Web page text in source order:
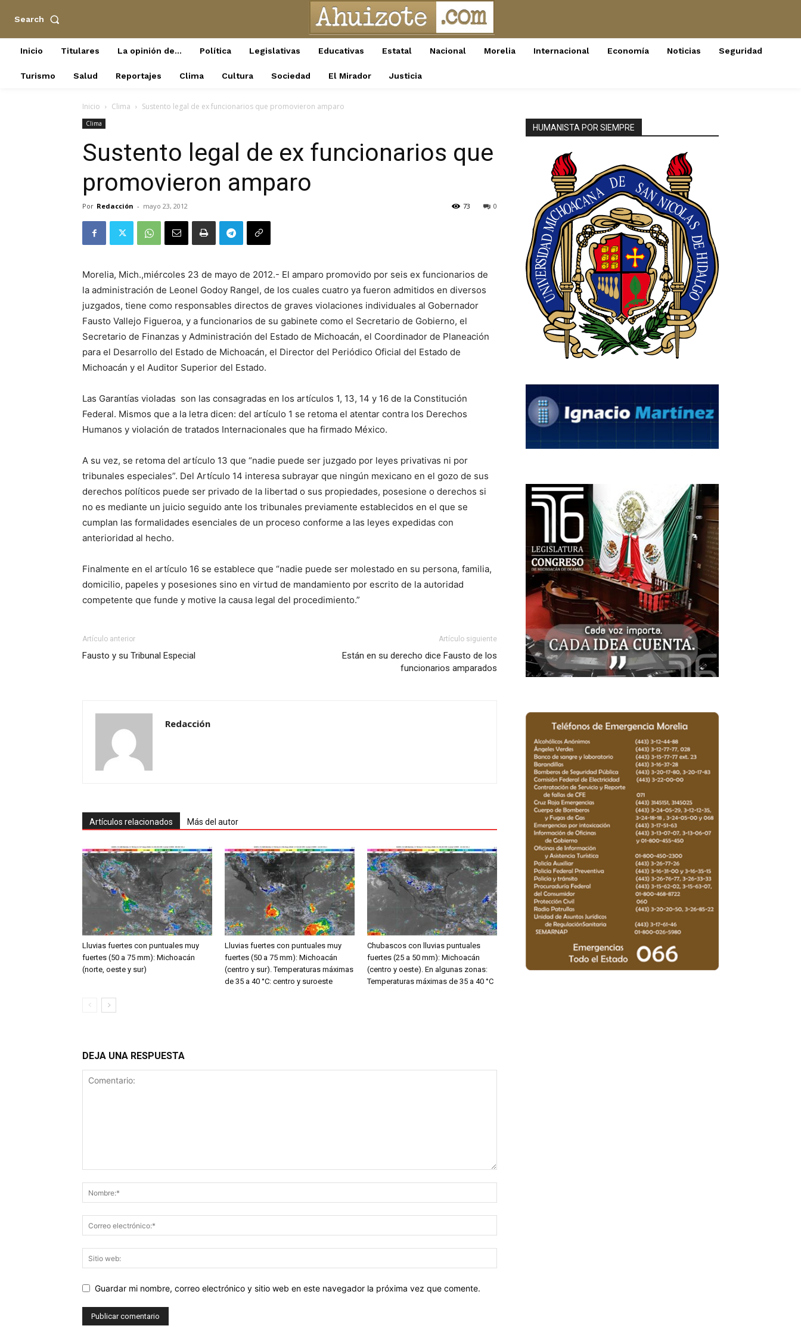
Search
Inicio Titulares La opinión de… Política Legislativas Educativas Estatal Nacional Morelia Internacional Economía Noticias Seguridad
Turismo Salud Reportajes Clima Cultura Sociedad El Mirador Justicia
Inicio Clima Sustento legal de ex funcionarios que promovieron amparo
Clima
Sustento legal de ex funcionarios que
promovieron amparo
Por Redacción - mayo 23, 2012 0
73
Morelia, Mich.,miércoles 23 de mayo de 2012.- El amparo promovido por seis ex funcionarios de
la administración de Leonel Godoy Rangel, de los cuales cuatro ya fueron admitidos en diversos
juzgados, tiene como responsables directos de graves violaciones individuales al Gobernador
Fausto Vallejo Figueroa, y a funcionarios de su gabinete como el Secretario de Gobierno, el
Secretario de Finanzas y Administración del Estado de Michoacán, el Coordinador de Planeación
para el Desarrollo del Estado de Michoacán, el Director del Periódico Oficial del Estado de
Michoacán y el Auditor Superior del Estado.
Las Garantías violadas son las consagradas en los artículos 1, 13, 14 y 16 de la Constitución
Federal. Mismos que a la letra dicen: del artículo 1 se retoma el atentar contra los Derechos
Humanos y violación de tratados Internacionales que ha firmado México.
A su vez, se retoma del artículo 13 que “nadie puede ser juzgado por leyes privativas ni por
tribunales especiales”. Del Artículo 14 interesa subrayar que ningún mexicano en el gozo de sus
derechos políticos puede ser privado de la libertad o sus propiedades, posesione o derechos si
no es mediante un juicio seguido ante los tribunales previamente establecidos en el que se
cumplan las formalidades esenciales de un proceso conforme a las leyes expedidas con
anterioridad al hecho.
Finalmente en el artículo 16 se establece que “nadie puede ser molestado en su persona, familia,
domicilio, papeles y posesiones sino en virtud de mandamiento por escrito de la autoridad
competente que funde y motive la causa legal del procedimiento.”
Artículo anterior
Fausto y su Tribunal Especial
Artículo siguiente
Están en su derecho dice Fausto de los
funcionarios amparados
Redacción
Artículos relacionados Más del autor
Lluvias fuertes con puntuales muy
fuertes (50 a 75 mm): Michoacán
(norte, oeste y sur)
Lluvias fuertes con puntuales muy
fuertes (50 a 75 mm): Michoacán
(centro y sur). Temperaturas máximas
de 35 a 40 °C: centro y suroeste
Chubascos con lluvias puntuales
fuertes (25 a 50 mm): Michoacán
(centro y oeste). En algunas zonas:
Temperaturas máximas de 35 a 40 °C
DEJA UNA RESPUESTA
Guardar mi nombre, correo electrónico y sitio web en este navegador la próxima vez que comente.
HUMANISTA POR SIEMPRE